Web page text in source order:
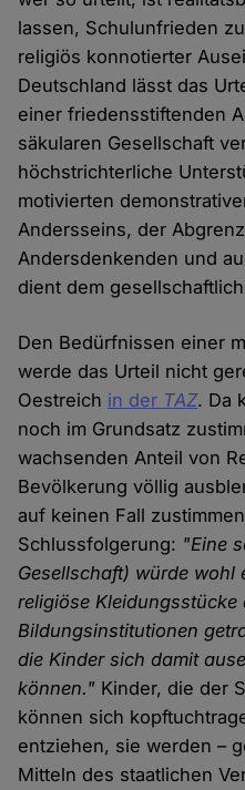
lassen, Schulunfrieden
religiös konnotierter
Deutschland lässt das
einer friedensstiftenden
säkularen Gesellschaft
höchstrichterliche
motivierten
Andersseins, der
Andersdenkenden und
dient dem
Den Bedürfnissen einer
werde das Urteil nicht
Oestreich in der TAZ. Da
noch im Grundsatz
wachsenden Anteil von
Bevölkerung völlig
auf keinen Fall
Schlussfolgerung: "Eine
Gesellschaft) würde wohl
religiöse Kleidungsstücke
Bildungsinstitutionen
die Kinder sich damit
können." Kinder, die der
können sich
entziehen, sie werden –
Mitteln des staatlichen